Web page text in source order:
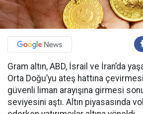
Gram altın, ABD, İsrail ve İran’da
Orta Doğu’yu ateş hattına
güvenli liman arayışına girmesi
seviyesini aştı. Altın piyasasında